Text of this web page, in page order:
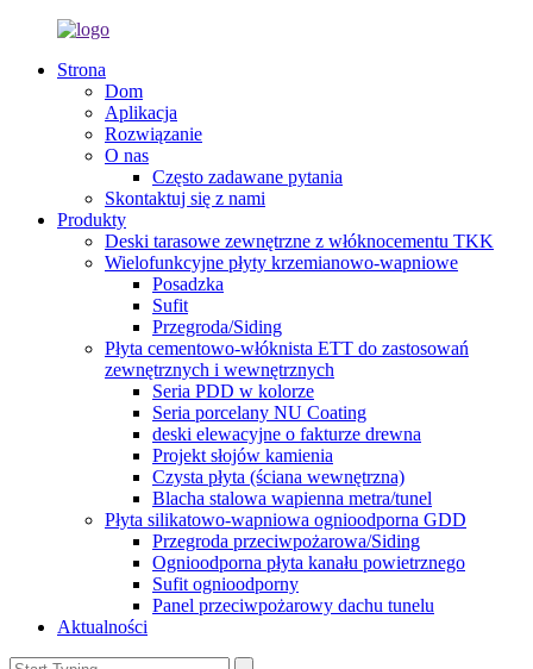
Strona
Dom
Aplikacja
Rozwiązanie
O nas
Często zadawane pytania
Skontaktuj się z nami
Produkty
Deski tarasowe zewnętrzne z włóknocementu TKK
Wielofunkcyjne płyty krzemianowo-wapniowe
Posadzka
Sufit
Przegroda/Siding
Płyta cementowo-włóknista ETT do zastosowań
zewnętrznych i wewnętrznych
Seria PDD w kolorze
Seria porcelany NU Coating
deski elewacyjne o fakturze drewna
Projekt słojów kamienia
Czysta płyta (ściana wewnętrzna)
Blacha stalowa wapienna metra/tunel
Płyta silikatowo-wapniowa ognioodporna GDD
Przegroda przeciwpożarowa/Siding
Ognioodporna płyta kanału powietrznego
Sufit ognioodporny
Panel przeciwpożarowy dachu tunelu
Aktualności